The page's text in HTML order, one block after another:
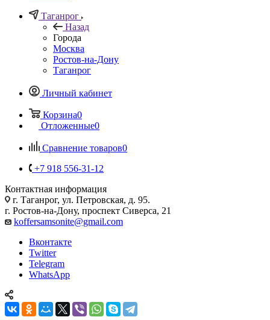
Таганрог
Назад
Города
Москва
Ростов-на-Дону
Таганрог
Личный кабинет
Корзина0
Отложенные0
Сравнение товаров0
+7 918 556-31-12
Контактная информация
г. Таганрог, ул. Петровская, д. 95.
г. Ростов-на-Дону, проспект Сиверса, 21
koffersamsonite@gmail.com
Вконтакте
Twitter
Telegram
WhatsApp